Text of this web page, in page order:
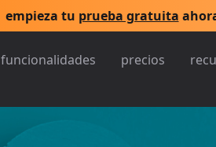
empieza tu prueba gratuita
funcionalidades precios